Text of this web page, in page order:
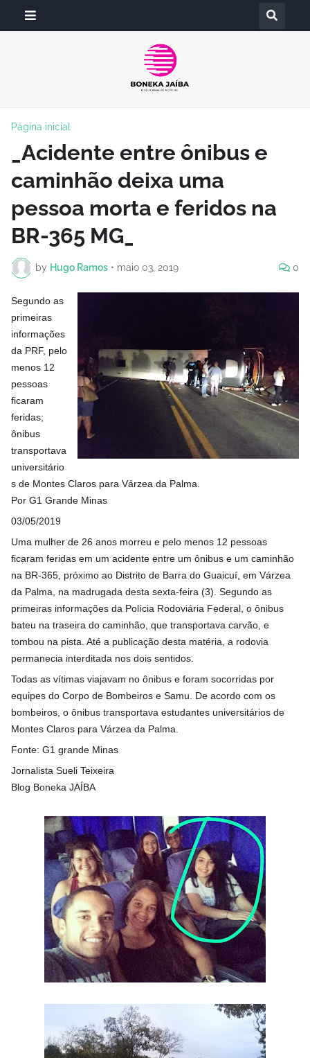
Página inicial
_Acidente entre ônibus e
caminhão deixa uma
pessoa morta e feridos na
BR-365 MG_
by Hugo Ramos • maio 03, 2019 0
Segundo as
primeiras
informações
da PRF, pelo
menos 12
pessoas
ficaram
feridas;
ônibus
transportava
universitário
s de Montes Claros para Várzea da Palma.
Por G1 Grande Minas
03/05/2019
Uma mulher de 26 anos morreu e pelo menos 12 pessoas
ficaram feridas em um acidente entre um ônibus e um caminhão
na BR-365, próximo ao Distrito de Barra do Guaicuí, em Várzea
da Palma, na madrugada desta sexta-feira (3). Segundo as
primeiras informações da Polícia Rodoviária Federal, o ônibus
bateu na traseira do caminhão, que transportava carvão, e
tombou na pista. Até a publicação desta matéria, a rodovia
permanecia interditada nos dois sentidos.
Todas as vítimas viajavam no ônibus e foram socorridas por
equipes do Corpo de Bombeiros e Samu. De acordo com os
bombeiros, o ônibus transportava estudantes universitários de
Montes Claros para Várzea da Palma.
Fonte: G1 grande Minas
Jornalista Sueli Teixeira
Blog Boneka JAÍBA